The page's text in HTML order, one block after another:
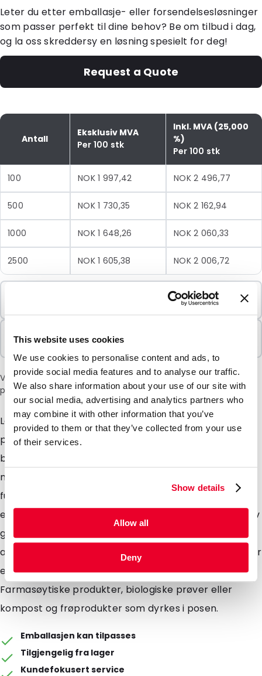
This website uses cookies
We use cookies to personalise content and ads, to
provide social media features and to analyse our traffic.
We also share information about your use of our site with
our social media, advertising and analytics partners who
may combine it with other information that you’ve
provided to them or that they’ve collected from your use
of their services.
Show details
Allow all
Deny
Leter du etter emballasje- eller forsendelsesløsninger
som passer perfekt til dine behov? Be om tilbud i dag,
og la oss skreddersy en løsning spesielt for deg!
Request a Quote
Antall
Eksklusiv MVA
Per 100 stk
Inkl. MVA (25,000
%)
Per 100 stk
100 NOK 1 997,42 NOK 2 496,77
500 NOK 1 730,35 NOK 2 162,94
1000 NOK 1 648,26 NOK 2 060,33
2500 NOK 1 605,38 NOK 2 006,72
100 Enheter
Vær oppmerksom på: et tillegg på 6 % vil bli lagt til i kassen
på grunn av den nåværende situasjonen i Midtøsten.
Lamizip-poser er egnet for både våte og tørre
produkter som krever emballasje med høye
barriereegenskaper. Laget av en kombinasjon av
materialer for å gi maksimal beskyttelse mot
fuktighet, luft og lys. Lamizip-poser leveres også med
en grepslukking som kan åpnes og lukkes hundrevis av
ganger. Den selvbærende, runde bunnkilen sørger for
at posene kan stå fritt på butikkhyllene. Lamizip-poser
er ideelle for matvarer, både våte og tørre.
Farmasøytiske produkter, biologiske prøver eller
kompost og frøprodukter som dyrkes i posen.
Emballasjen kan tilpasses
Tilgjengelig fra lager
Kundefokusert service